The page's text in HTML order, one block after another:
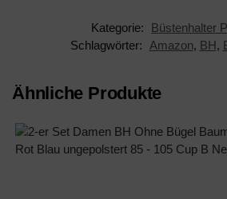
Kategorie:
Büstenhalter
Schlagwörter:
Amazon, BH,
Ähnliche Produkte